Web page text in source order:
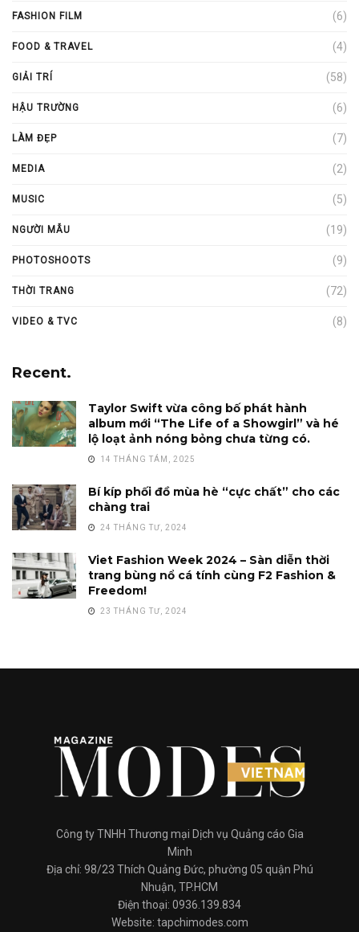
FASHION FILM (6)
FOOD & TRAVEL (4)
GIẢI TRÍ (58)
HẬU TRƯỜNG (6)
LÀM ĐẸP (7)
MEDIA (2)
MUSIC (5)
NGƯỜI MẪU (19)
PHOTOSHOOTS (9)
THỜI TRANG (72)
VIDEO & TVC (8)
Recent.
Taylor Swift vừa công bố phát hành
album mới “The Life of a Showgirl” và hé
lộ loạt ảnh nóng bỏng chưa từng có.
14 THÁNG TÁM, 2025
Bí kíp phối đồ mùa hè “cực chất” cho các
chàng trai
24 THÁNG TƯ, 2024
Viet Fashion Week 2024 – Sàn diễn thời
trang bùng nổ cá tính cùng F2 Fashion &
Freedom!
23 THÁNG TƯ, 2024
Công ty TNHH Thương mại Dịch vụ Quảng cáo Gia
Minh
Địa chỉ: 98/23 Thích Quảng Đức, phường 05 quận Phú
Nhuận, TP.HCM
Điện thoại: 0936.139.834
Website: tapchimodes.com